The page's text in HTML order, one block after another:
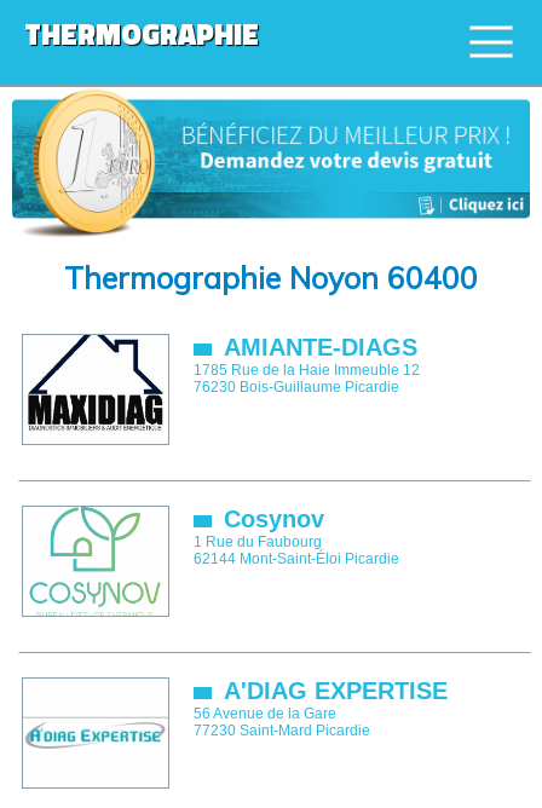
THERMOGRAPHIE
Thermographie Noyon 60400
AMIANTE-DIAGS
1785 Rue de la Haie Immeuble 12
76230 Bois-Guillaume Picardie
Cosynov
1 Rue du Faubourg
62144 Mont-Saint-Éloi Picardie
A'DIAG EXPERTISE
56 Avenue de la Gare
77230 Saint-Mard Picardie